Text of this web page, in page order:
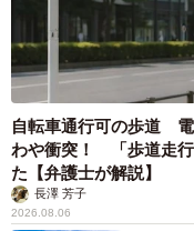
自転車通行可の歩道
わや衝突！ 「歩道走行
た【弁護士が解説】
長澤 芳子
2026.08.06